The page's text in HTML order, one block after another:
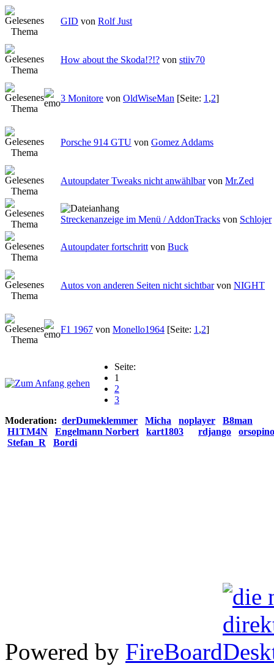
GID von Rolf Just
How about the Skoda!?!? von stiiv70
3 Monitore von OldWiseMan [Seite: 1 ,2]
Porsche 914 GTU von Gomez Addams
Autoupdater Tweaks nicht anwählbar von Mr.Zed
Streckenanzeige im Menü / AddonTracks von Schlojer
Autoupdater fortschritt von Buck
Autos von anderen Seiten nicht sichtbar von NIGHT
F1 1967 von Monello1964 [Seite: 1 ,2]
Seite:
1
2
3
Moderation: derDumeklemmer Micha noplayer
B8man
H1TM4N
Engelmann Norbert kart1803 rdjango
orsopino
Stefan_R
Bordi
Powered by FireBoard